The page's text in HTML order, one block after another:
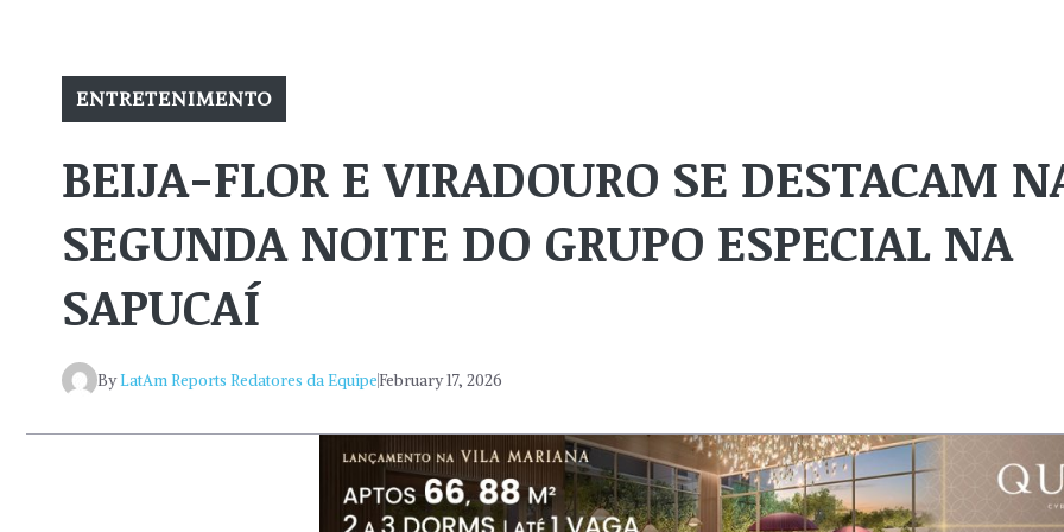
ENTRETENIMENTO
BEIJA-FLOR E VIRADOURO SE DESTACAM
SEGUNDA NOITE DO GRUPO ESPECIAL NA
SAPUCAÍ
ByLatAm Reports Redatores da EquipeFebruary 17, 2026